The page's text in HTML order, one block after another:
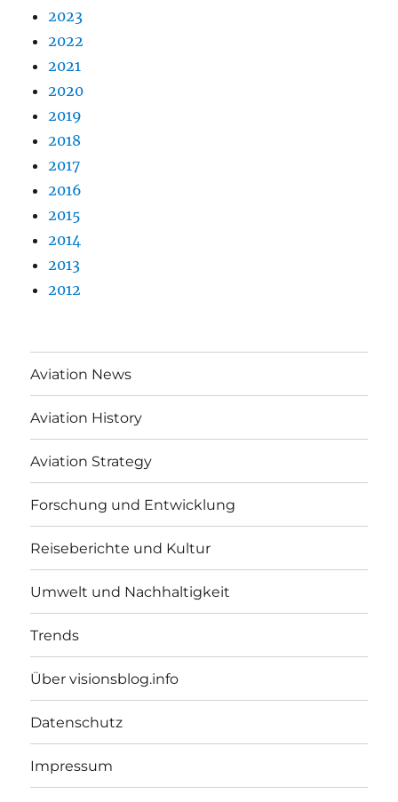
2023
2022
2021
2020
2019
2018
2017
2016
2015
2014
2013
2012
Aviation News
Aviation History
Aviation Strategy
Forschung und Entwicklung
Reiseberichte und Kultur
Umwelt und Nachhaltigkeit
Trends
Über visionsblog.info
Datenschutz
Impressum